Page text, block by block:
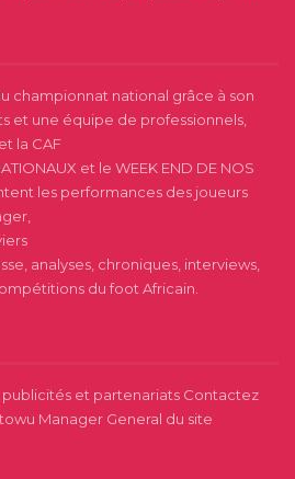
championnat national grâce à son
et une équipe de professionnels,
la CAF
et le WEEK END DE NOS
les performances des joueurs
analyses, chroniques, interviews,
du foot Africain.
et partenariats Contactez
Manager General du site